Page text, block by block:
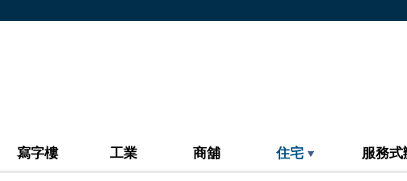
寫字樓 工業 商舖 住宅 服務